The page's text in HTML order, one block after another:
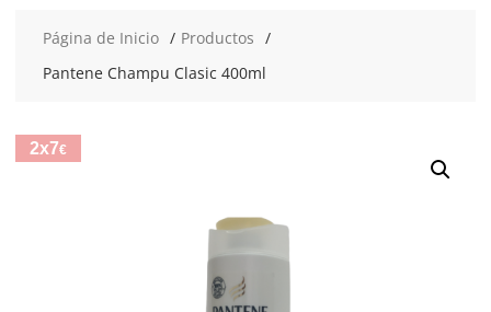
Página de Inicio
Productos
Pantene Champu Clasic 400ml
2x7€